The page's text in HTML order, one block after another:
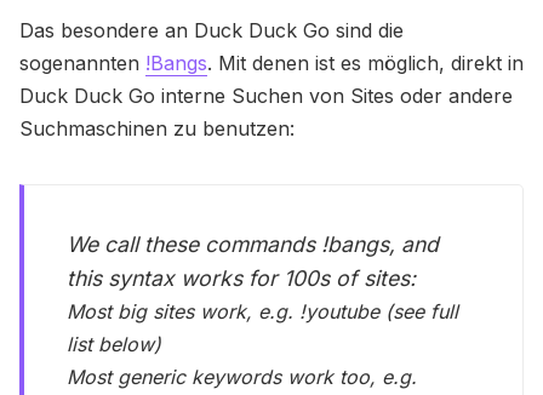
Das besondere an Duck Duck Go sind die
sogenannten !Bangs. Mit denen ist es möglich, direkt in
Duck Duck Go interne Suchen von Sites oder andere
Suchmaschinen zu benutzen:
We call these commands !bangs, and
this syntax works for 100s of sites:
Most big sites work, e.g. !youtube (see full
list below)
Most generic keywords work too, e.g.